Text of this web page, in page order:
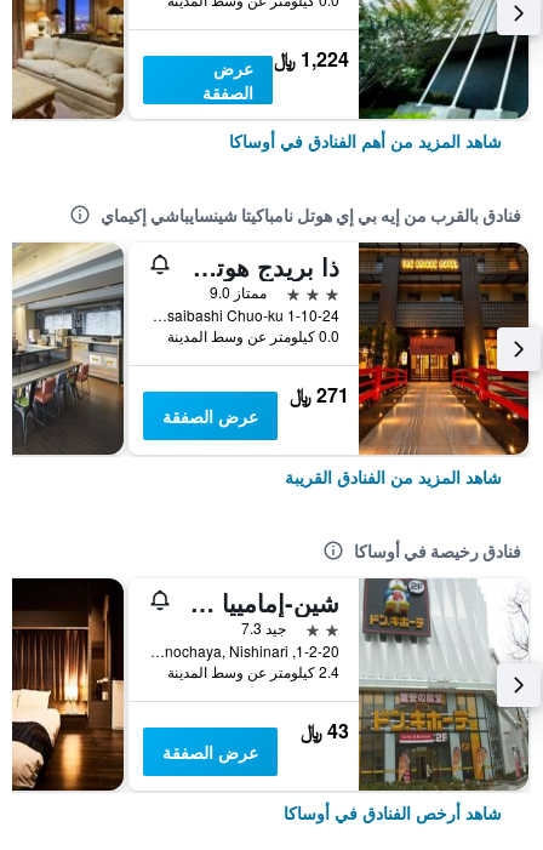
1,224 ﷼
عرض
الصفقة
شاهد المزيد من أهم الفنادق في أوساكا
فنادق بالقرب من إيه بي إي هوتل نامباكيتا شينسايباشي إكيماي
ذا بريدج هوتل شينسيباشي
3 نجوم
ممتاز 9.0
1-10-24 Nishi-Shinsaibashi Chuo-ku, أوساكا, اليابان
0.0 كيلومتر عن وسط المدينة
271 ﷼
عرض الصفقة
شاهد المزيد من الفنادق القريبة
فنادق رخيصة في أوساكا
شين-إمامييا هوتل
2 نجمتين
جيد 7.3
1-2-20, Haginochaya, Nishinari, أوساكا, اليابان
2.4 كيلومتر عن وسط المدينة
43 ﷼
عرض الصفقة
شاهد أرخص الفنادق في أوساكا